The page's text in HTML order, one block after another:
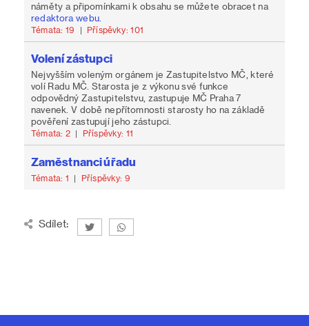
náměty a připomínkami k obsahu se můžete obracet na
redaktora webu.
Témata: 19 | Příspěvky: 101
Volení zástupci
Nejvyšším voleným orgánem je Zastupitelstvo MČ, které
volí Radu MČ. Starosta je z výkonu své funkce
odpovědný Zastupitelstvu, zastupuje MČ Praha 7
navenek. V době nepřítomnosti starosty ho na základě
pověření zastupují jeho zástupci.
Témata: 2 | Příspěvky: 11
Zaměstnanci úřadu
Témata: 1 | Příspěvky: 9
Sdílet: